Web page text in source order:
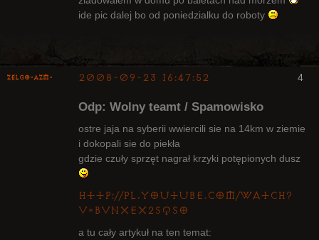
ide pic dalej bo od poniedzialku do roboty
4
ZelgO-AZM- 2008-09-23 16:47:52
Odp: Wolny teamt / Spamowisko
ostre jaja na syberii wwiercili sie na 14km w ziemie
i dokopali sie do piekła
gdzie czuły sprzęt nagrał krzyki potępionych dusz
http://pl.youtube.com/watch?
v=bvnxeX2SQso
a tu cały artykuł na ten temat: